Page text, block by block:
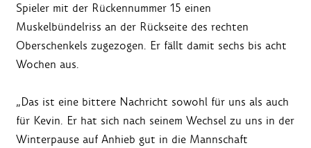
Spieler mit der Rückennummer 15 einen
Muskelbündelriss an der Rückseite des rechten
Oberschenkels zugezogen. Er fällt damit sechs bis acht
Wochen aus.
„Das ist eine bittere Nachricht sowohl für uns als auch
für Kevin. Er hat sich nach seinem Wechsel zu uns in der
Winterpause auf Anhieb gut in die Mannschaft